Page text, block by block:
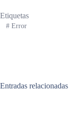
Etiquetas
#Error
Entradas relacionadas